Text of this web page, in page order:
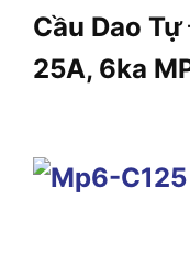
Cầu Dao
25A, 6ka